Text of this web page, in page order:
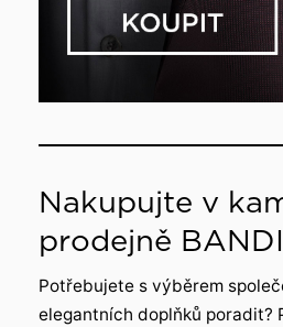
Nakupujte v
prodejně BANDI
Potřebujete s výběrem
elegantních doplňků poradit?